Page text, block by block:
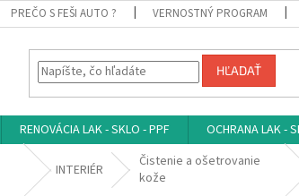
PREČO S FEŠI AUTO ? VERNOSTNÝ PROGRAM
HĽADAŤ
RENOVÁCIA LAK - SKLO - PPF OCHRANA LAK -
INTERIÉR
Čistenie a ošetrovanie
kože